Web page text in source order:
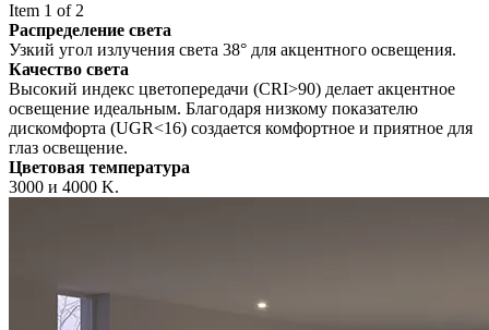
Item 1 of 2
Распределение света
Узкий угол излучения света 38° для акцентного освещения.
Качество света
Высокий индекс цветопередачи (CRI>90) делает акцентное
освещение идеальным. Благодаря низкому показателю
дискомфорта (UGR<16) создается комфортное и приятное для
глаз освещение.
Цветовая температура
3000 и 4000 K.